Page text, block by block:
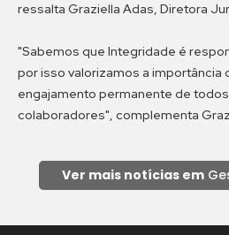
ressalta Graziella Adas, Diretora
"Sabemos que Integridade é
por isso valorizamos a
engajamento permanente de
colaboradores", complementa
Ver mais notícias em